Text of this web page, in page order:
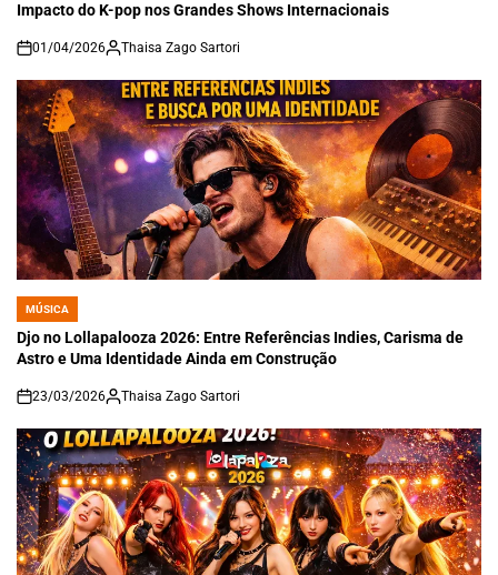
Impacto do K-pop nos Grandes Shows Internacionais
on
01/04/2026 Thaisa Zago Sartori
POSTED
IN
MÚSICA
Djo no Lollapalooza 2026: Entre Referências Indies, Carisma de
Astro e Uma Identidade Ainda em Construção
on
23/03/2026 Thaisa Zago Sartori